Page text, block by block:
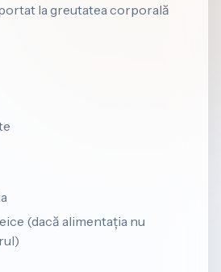
la greutatea corporală
(dacă alimentația nu